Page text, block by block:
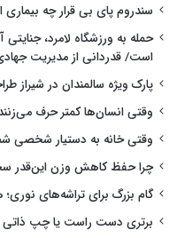
سندروم پای بی قرار چه
حمله به ورزشگاه لامرد،
است/ قدردانی از مدیریت
پارک ویژه سالمندان در شیراز
وقتی انسان‌ها کمتر حرف
وقتی خانه به دستیار شخصی
چرا حفظ کاهش وزن این‌قدر
گام بزرگ برای تراشه‌های
برتری دست راست یا چپ ذاتی